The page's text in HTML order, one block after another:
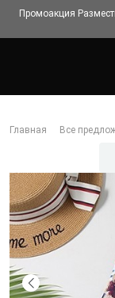
Промоакция
Главная Все